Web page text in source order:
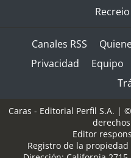
Recreio
Canales RSS
Privacidad
Equipo
Caras - Editorial Perfil S.A. | ©
Editor
Registro de la